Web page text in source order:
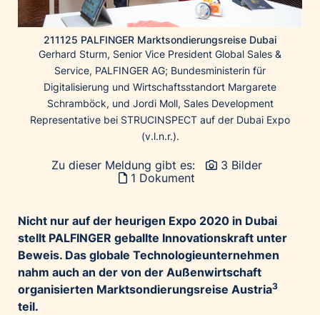
Kroatische Zentrale für Tourismus
List Holding Gruppe
Marble House
Mediaplus
Microsoft
Mondelēz Österreich
Ökopharm
Palfinger AG
Polestar
REXEL Austria
Starbucks
211125 PALFINGER Marktsondierungsreise Dubai
Gerhard Sturm, Senior Vice President Global Sales &
Service, PALFINGER AG; Bundesministerin für
Digitalisierung und Wirtschaftsstandort Margarete
Schramböck, und Jordi Moll, Sales Development
Representative bei STRUCINSPECT auf der Dubai Expo
(v.l.n.r.).
Zu dieser Meldung gibt es:
3 Bilder
1 Dokument
Nicht nur auf der heurigen Expo 2020 in Dubai
stellt PALFINGER geballte Innovationskraft unter
Beweis. Das globale Technologieunternehmen
nahm auch an der von der Außenwirtschaft
organisierten Marktsondierungsreise Austria3
teil.